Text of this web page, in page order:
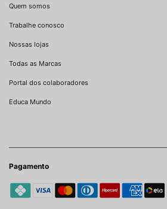
Quem somos
Trabalhe conosco
Nossas lojas
Todas as Marcas
Portal dos colaboradores
Educa Mundo
Pagamento